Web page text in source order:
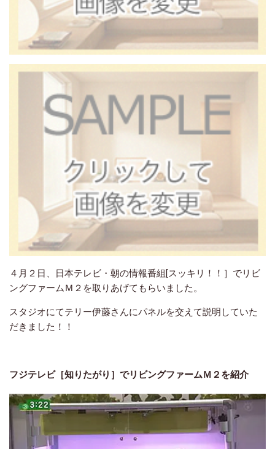
４月２日、日本テレビ・朝の情報番組[スッキリ！！］でリビ
ングファームＭ２を取りあげてもらいました。
スタジオにてテリー伊藤さんにパネルを交えて説明していた
だきました！！
フジテレビ［知りたがり］でリビングファームＭ２を紹介